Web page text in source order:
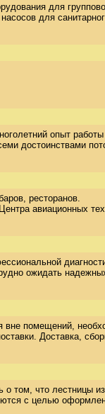
для
для
опыт
достоинствами
ресторанов.
авиационных
ожидать
помещений,
Доставка,
том, что
с целью